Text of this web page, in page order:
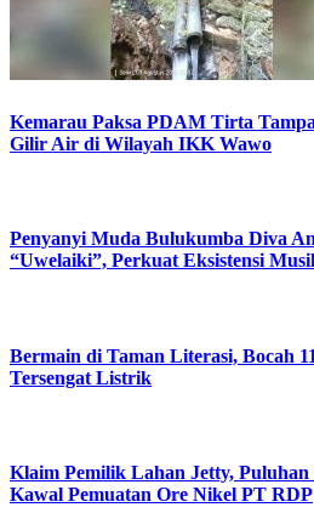
Kemarau Paksa PDAM Tirta
Gilir Air di Wilayah IKK Wawo
Penyanyi Muda Bulukumba Diva
“Uwelaiki”, Perkuat Eksistensi
Bermain di Taman Literasi, Bocah
Tersengat Listrik
Klaim Pemilik Lahan Jetty, Puluhan
Kawal Pemuatan Ore Nikel PT RDP